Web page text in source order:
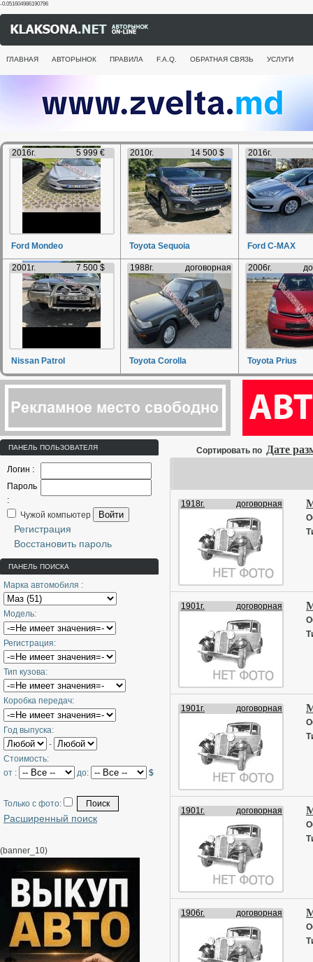
-0.051604986190796
ГЛАВНАЯ АВТОРЫНОК ПРАВИЛА F.A.Q. ОБРАТНАЯ СВЯЗЬ УСЛУГИ
2016г. 5 999 €
Ford Mondeo
2010г. 14 500 $
Toyota Sequoia
2016г.
Ford C-MAX
2001г. 7 500 $
Nissan Patrol
1988г. договорная
Toyota Corolla
2006г.
Toyota Prius
ПАНЕЛЬ ПОЛЬЗОВАТЕЛЯ
Логин :
Пароль
:
Чужой компьютер
Войти
Регистрация
Восстановить пароль
ПАНЕЛЬ ПОИСКА
Марка автомобиля :
Модель:
Регистрация:
Тип кузова:
Коробка передач:
Год выпуска:
-
Стоимость:
от :
до: $
Только с фото:
Расширенный поиск
(banner_10)
Сортировать по Дате
1918г. договорная
1901г. договорная
1901г. договорная
1901г. договорная
1906г. договорная